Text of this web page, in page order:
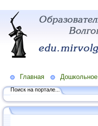
Главная Дошкольное
Поиск на портале...